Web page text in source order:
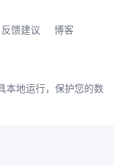
反馈建议
博客
本地运行，保护您的数